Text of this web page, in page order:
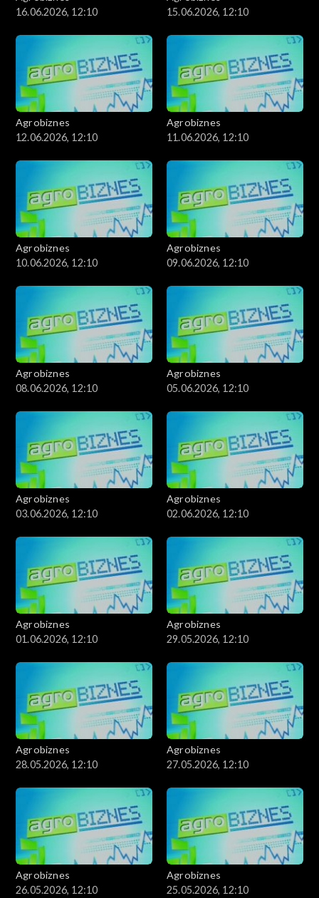
16.06.2026, 12:10
15.06.2026, 12:10
Agrobiznes
12.06.2026, 12:10
Agrobiznes
11.06.2026, 12:10
Agrobiznes
10.06.2026, 12:10
Agrobiznes
09.06.2026, 12:10
Agrobiznes
08.06.2026, 12:10
Agrobiznes
05.06.2026, 12:10
Agrobiznes
03.06.2026, 12:10
Agrobiznes
02.06.2026, 12:10
Agrobiznes
01.06.2026, 12:10
Agrobiznes
29.05.2026, 12:10
Agrobiznes
28.05.2026, 12:10
Agrobiznes
27.05.2026, 12:10
Agrobiznes
26.05.2026, 12:10
Agrobiznes
25.05.2026, 12:10